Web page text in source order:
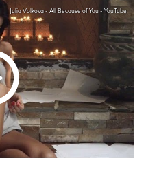
Julia Volkova - All Because of You - YouTube